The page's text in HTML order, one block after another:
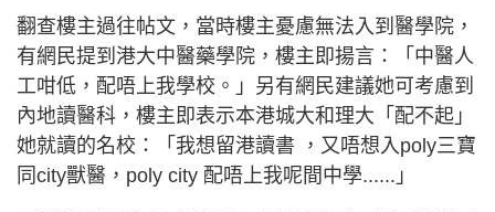
翻查樓主過往帖文，當時樓主憂慮無法入到醫學院，
有網民提到港大中醫藥學院，樓主即揚言：「中醫人
工咁低，配唔上我學校。」另有網民建議她可考慮到
內地讀醫科，樓主即表示本港城大和理大「配不起」
她就讀的名校：「我想留港讀書 ，又唔想入poly三寶
同city獸醫，poly city 配唔上我呢間中學......」